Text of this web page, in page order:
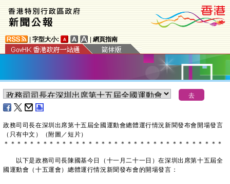
字型大小: 網頁指南
​政務司司長在深圳出席第十五屆全國運動會總體運行情況新聞發布會開場發言
（只有中文）（附圖／短片）
＊ ＊ ＊ ＊ ＊ ＊ ＊ ＊ ＊ ＊ ＊ ＊ ＊ ＊ ＊ ＊ ＊ ＊ ＊ ＊ ＊ ＊ ＊ ＊ ＊ ＊ ＊ ＊ ＊ ＊ ＊ ＊ ＊ ＊
以下是政務司司長陳國基今日（十一月二十一日）在深圳出席第十五屆全
國運動會（十五運會）總體運行情況新聞發布會的開場發言：